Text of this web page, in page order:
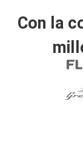
Con la